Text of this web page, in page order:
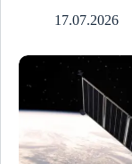
17.07.2026